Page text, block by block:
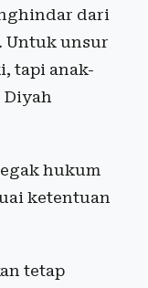
dari
Untuk unsur
tapi anak-
Diyah
hukum
ketentuan
tetap